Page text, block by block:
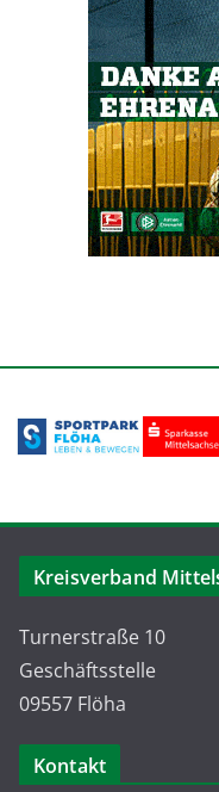
Kreisverband
Turnerstraße 10
Geschäftsstelle
09557 Flöha
Kontakt